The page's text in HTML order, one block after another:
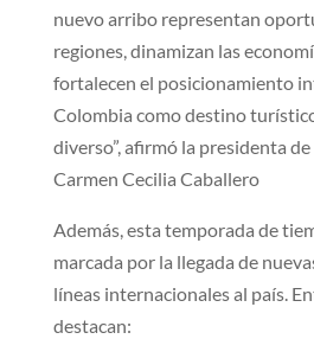
nuevo arribo representan
regiones, dinamizan las
fortalecen el posicionamiento
Colombia como destino
diverso”, afirmó la presidenta
Carmen Cecilia Caballero
Además, esta temporada de
marcada por la llegada de
líneas internacionales al país.
destacan: